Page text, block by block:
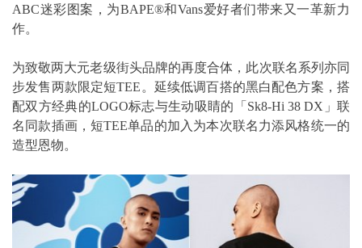
ABC迷彩图案，为BAPE®和Vans爱好者们带来又一革新力
作。
为致敬两大元老级街头品牌的再度合体，此次联名系列亦同
步发售两款限定短TEE。延续低调百搭的黑白配色方案，搭
配双方经典的LOGO标志与生动吸睛的「Sk8-Hi 38 DX」联
名同款插画，短TEE单品的加入为本次联名力添风格统一的
造型恩物。